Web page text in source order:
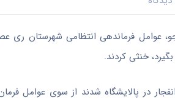
عوامل فرماندهی انتظامی شهرستان ری
خنثی کردند.
که منجر به انفجار در پالایشگاه شدند از